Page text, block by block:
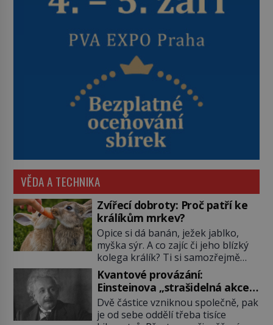
VĚDA A TECHNIKA
Zvířecí dobroty: Proč patří ke
králíkům mrkev?
Opice si dá banán, ježek jablko,
myška sýr. A co zajíc či jeho blízký
kolega králík? Ti si samozřejmě
pochutnají na mrkvi! Proč jsou
podobné představy o potravě
zvířat často spíš mýty? Pokud máte
doma králíka, mrkev mu dát
můžete. A nejspíš mu i bude
Kvantové provázání:
Einsteinova „strašidelná akce
na dálku“ dál mate i fascinuje
vědce
Dvě částice vzniknou společně, pak
je od sebe oddělí třeba tisíce